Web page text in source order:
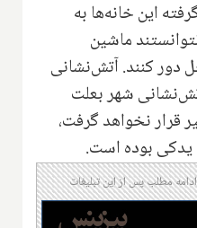
این خانه‌ها به
ماشین
دور کنند. آتش‌نشانی
شهر بعلت
قرار نخواهد گرفت،
یدکی بوده است.
مطلب پس از این تبلیغات